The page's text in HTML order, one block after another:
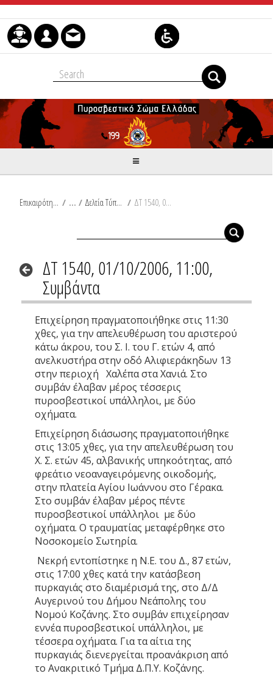
Skip to Content
Επικαιρότητα / Δελτία Τύπου / ΔΤ 1540, 01/10/2006, 11:00, Συμβάντα
ΔΤ 1540, 01/10/2006, 11:00,
Συμβάντα
Επιχείρηση πραγματοποιήθηκε στις 11:30
χθες, για την απελευθέρωση του αριστερού
κάτω άκρου, του Σ. Ι. του Γ. ετών 4, από
ανελκυστήρα στην οδό Αλιφιεράκηδων 13
στην περιοχή Χαλέπα στα Χανιά. Στο
συμβάν έλαβαν μέρος τέσσερις
πυροσβεστικοί υπάλληλοι, με δύο
οχήματα.
Επιχείρηση διάσωσης πραγματοποιήθηκε
στις 13:05 χθες, για την απελευθέρωση του
Χ. Σ. ετών 45, αλβανικής υπηκοότητας, από
φρεάτιο νεοαναγειρόμενης οικοδομής,
στην πλατεία Αγίου Ιωάννου στο Γέρακα.
Στο συμβάν έλαβαν μέρος πέντε
πυροσβεστικοί υπάλληλοι με δύο
οχήματα. Ο τραυματίας μεταφέρθηκε στο
Νοσοκομείο Σωτηρία.
Νεκρή εντοπίστηκε η Ν.Ε. του Δ., 87 ετών,
στις 17:00 χθες κατά την κατάσβεση
πυρκαγιάς στο διαμέρισμά της, στο Δ/Δ
Αυγερινού του Δήμου Νεάπολης του
Νομού Κοζάνης. Στο συμβάν επιχείρησαν
εννέα πυροσβεστικοί υπάλληλοι, με
τέσσερα οχήματα. Για τα αίτια της
πυρκαγιάς διενεργείται προανάκριση από
το Ανακριτικό Τμήμα Δ.Π.Υ. Κοζάνης.